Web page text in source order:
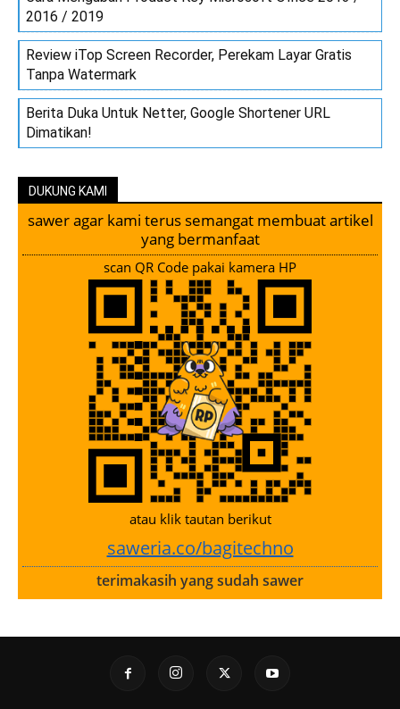
2016 / 2019
Review iTop Screen Recorder, Perekam Layar Gratis
Tanpa Watermark
Berita Duka Untuk Netter, Google Shortener URL
Dimatikan!
DUKUNG KAMI
sawer agar kami terus semangat membuat artikel
yang bermanfaat
scan QR Code pakai kamera HP
atau klik tautan berikut
saweria.co/bagitechno
terimakasih yang sudah sawer